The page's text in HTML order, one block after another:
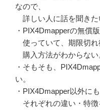
なので、
詳しい人に話を聞きた
・PIX4Dmapperの無償
使っていて、期限切れ
購入方法がわからない
・そもそも、
い。
・PIX4Dmapper以外に
それぞれの違い・特徴